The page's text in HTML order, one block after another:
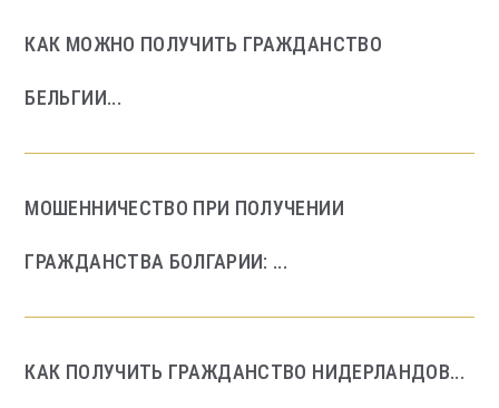
КАК МОЖНО ПОЛУЧИТЬ ГРАЖДАНСТВО
БЕЛЬГИИ...
МОШЕННИЧЕСТВО ПРИ ПОЛУЧЕНИИ
ГРАЖДАНСТВА БОЛГАРИИ: ...
КАК ПОЛУЧИТЬ ГРАЖДАНСТВО НИДЕРЛАНДОВ...